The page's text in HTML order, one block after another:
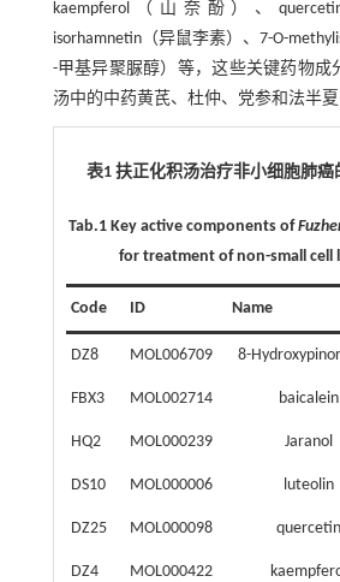
kaempferol（山奈酚）、
isorhamnetin（异鼠李素）、7-O-
-甲基异聚脲醇）等，这些关键药物成
汤中的中药黄芪、杜仲、党参和法半夏
表1 扶正化积汤治疗非小细胞肺癌
Tab.1 Key active components of
for treatment of non-small cell
Code ID Name
DZ8 MOL006709 8-
FBX3 MOL002714 baicalein
HQ2 MOL000239 Jaranol
DS10 MOL000006 luteolin
DZ25 MOL000098 quercetin
DZ4 MOL000422